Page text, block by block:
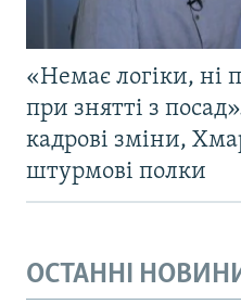
«Немає логіки, ні
при знятті з
кадрові зміни,
штурмові полки
ОСТАННІ